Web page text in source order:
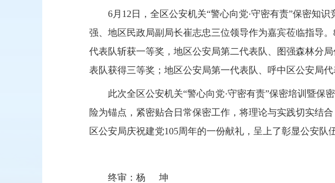
6月12日，全区公安机关“警心向党·守密有责”保密知
强、地区民政局副局长崔志忠三位领导作为嘉宾莅临指导
代表队斩获一等奖，地区公安局第二代表队、图强森林分
表队获得三等奖；地区公安局第一代表队、呼中区公安局
此次全区公安机关“警心向党·守密有责”保密培训暨
险为锚点，紧密贴合日常保密工作，将理论与实践切实结
区公安局庆祝建党105周年的一份献礼，呈上了彰显公安队
终审： 杨坤